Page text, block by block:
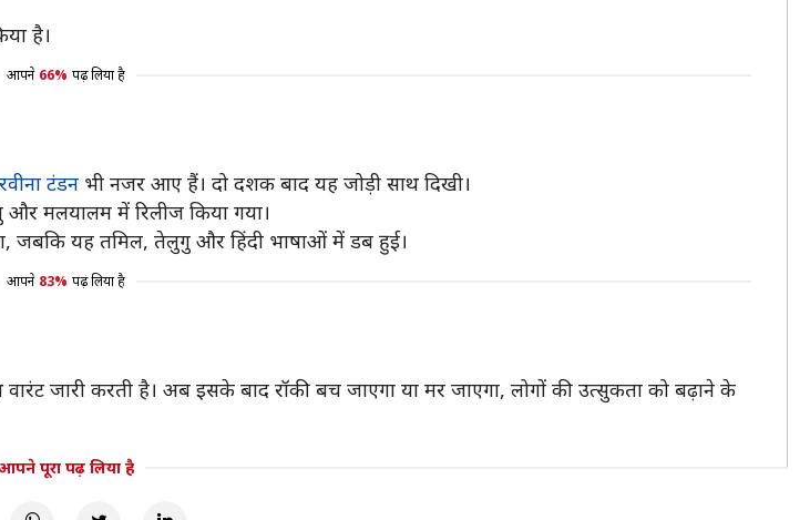
है।
आपने 66% पढ़ लिया है
रवीना टंडन भी नजर आए हैं। दो दशक बाद यह जोड़ी साथ दिखी।
और मलयालम में रिलीज किया गया।
जबकि यह तमिल, तेलुगु और हिंदी भाषाओं में डब हुई।
आपने 83% पढ़ लिया है
जारी करती है। अब इसके बाद रॉकी बच जाएगा या मर जाएगा, लोगों की उत्सुकता को बढ़ाने के
पूरा पढ़ लिया है